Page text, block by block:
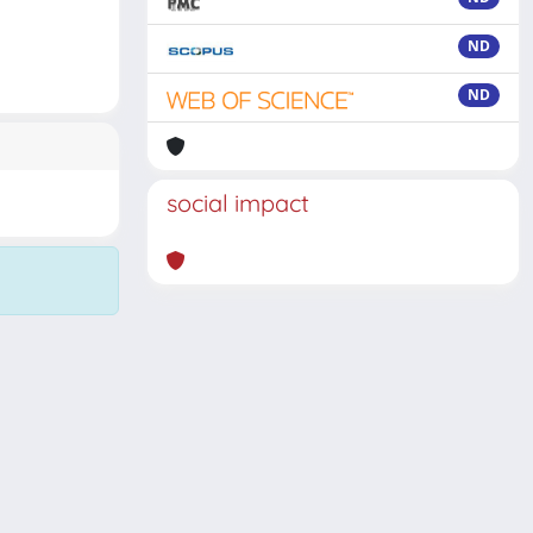
ND
ND
social impact